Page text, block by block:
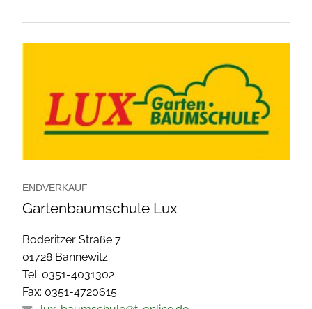
ENDVERKAUF
Gartenbaumschule Lux
Boderitzer Straße 7
01728 Bannewitz
Tel: 0351-4031302
Fax: 0351-4720615